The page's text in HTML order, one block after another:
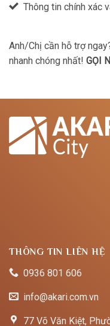
Thông tin chính xác
Anh/Chị cần hỗ trợ
nhanh chóng nhất! GỌI
THÔNG TIN LIÊN HỆ
0936 801 606
info@akari.com.vn
77 Võ Văn Kiệt,